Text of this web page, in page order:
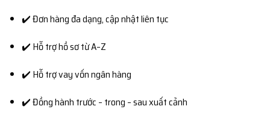
✔️ Đơn hàng đa dạng, cập nhật liên tục
✔️ Hỗ trợ hồ sơ từ A–Z
✔️ Hỗ trợ vay vốn ngân hàng
✔️ Đồng hành trước – trong – sau xuất cảnh